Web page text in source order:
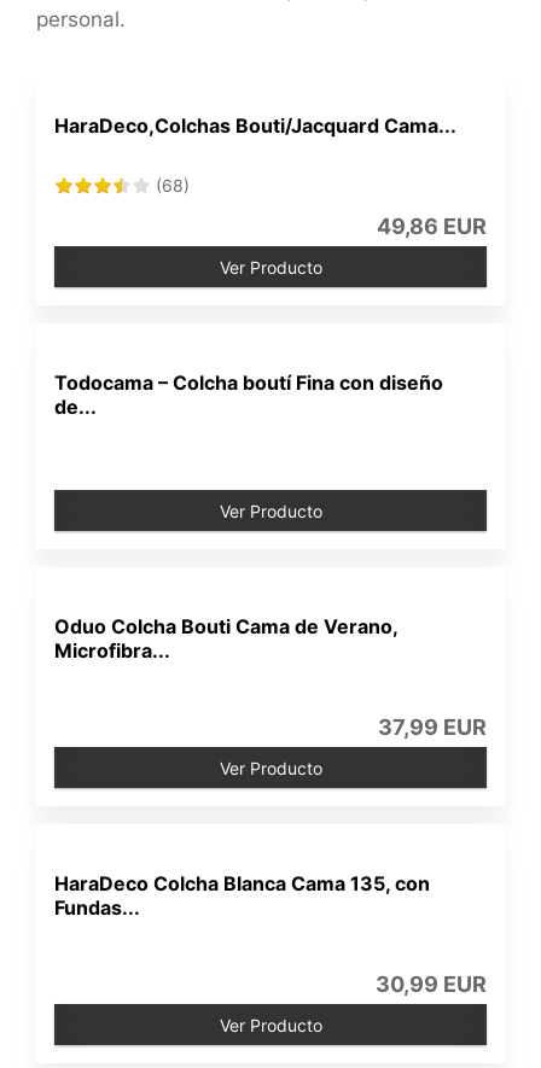
personal.
HaraDeco,Colchas Bouti/Jacquard Cama...
(68)
49,86 EUR
Ver Producto
Todocama – Colcha boutí Fina con diseño
de...
Ver Producto
Oduo Colcha Bouti Cama de Verano,
Microfibra...
37,99 EUR
Ver Producto
HaraDeco Colcha Blanca Cama 135, con
Fundas...
30,99 EUR
Ver Producto